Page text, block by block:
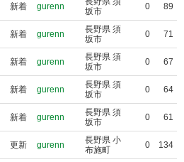
新着 gurenn
坂市
0 89
新着 gurenn
長野県 須
坂市
0 71
新着 gurenn
長野県 須
坂市
0 67
新着 gurenn
長野県 須
坂市
0 64
新着 gurenn
長野県 須
坂市
0 61
更新 gurenn
長野県 小
布施町
0 134